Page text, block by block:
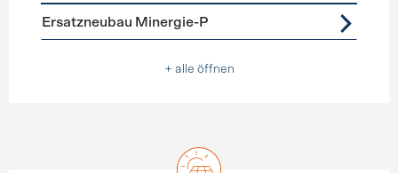
Förderprogramme Neubau
Ersatzneubau Minergie-P
+ alle öffnen